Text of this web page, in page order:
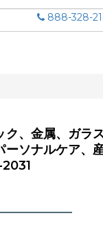
888-328-
、金属、ガラ
ソナルケア、